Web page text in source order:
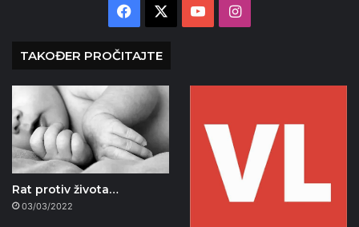
Facebook YouTubeInstagram
TAKOĐER PROČITAJTE
Rat protiv života…
03/03/2022